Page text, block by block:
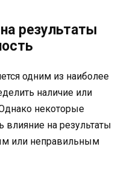
результаты
одним из наиболее
наличие или
некоторые
влияние на результаты
или неправильным